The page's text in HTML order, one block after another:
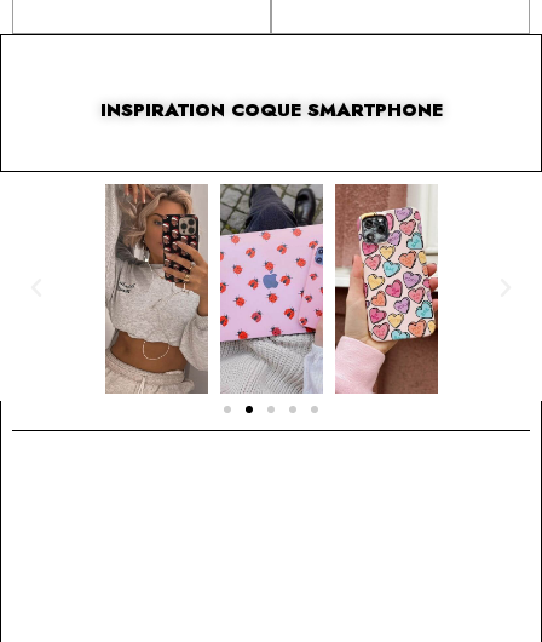
INSPIRATION COQUE SMARTPHONE